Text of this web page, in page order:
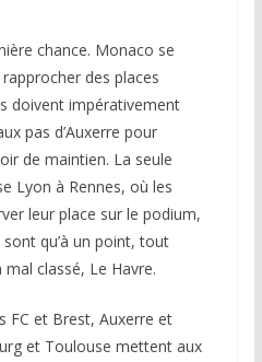
chance. Monaco se
des places
doivent impérativement
pas d’Auxerre pour
de maintien. La seule
Lyon à Rennes, où les
leur place sur le podium,
qu’à un point, tout
classé, Le Havre.
FC et Brest, Auxerre et
et Toulouse mettent aux